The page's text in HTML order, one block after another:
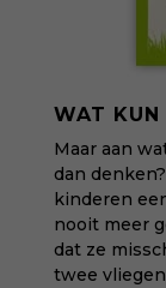
WAT KUN
Maar aan
dan
kinderen
nooit meer
dat ze
twee